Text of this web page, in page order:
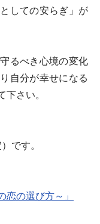
しての安らぎ」が
るべき心境の変化
自分が幸せになる
さい。
です。
の選び方～」